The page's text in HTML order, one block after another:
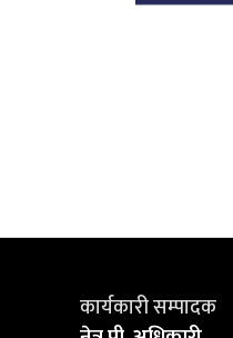
कार्यकारी सम्पादक